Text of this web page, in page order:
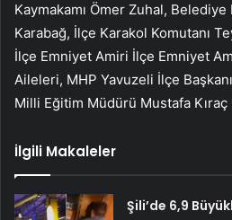
Kaymakamı Ömer Zuhal,
Karabağ, İlçe Karakol Komutanı
İlçe Emniyet Amiri İlçe Emniyet
Aileleri, MHP Yavuzeli İlçe
Milli Eğitim Müdürü Mustafa Kıraç
İlgili Makaleler
Şili’de 6,9